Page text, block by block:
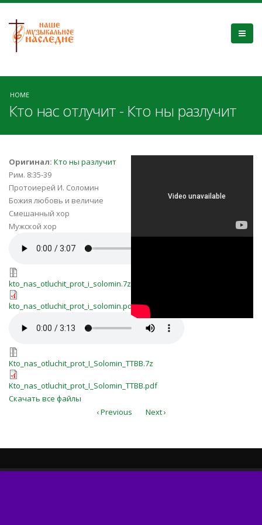
HOME
Кто нас отлучит - Кто ны разлучит
Оригинал: Кто ны разлучит
Рим. 8:35-39
Протоиерей И. Соломин
Божия любовь и величие
Смешанный хор
Мужской хор
kto_nas_otluchit_prot_i_solomin.7z
kto_nas_otluchit_prot_i_solomin.7z
kto_nas_otluchit_prot_i_solomin.pdf
kto_nas_otluchit_prot_i_solomin.pdf
Kto_nas_otluchit_prot_I_Solomin_TTBB.7z
Kto_nas_otluchit_prot_I_Solomin_TTBB.pdf
Скачать все файлы
от любви
Соломин
‹ Previous Next ›